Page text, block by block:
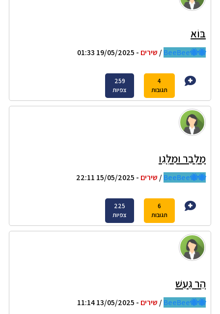
בּוֹא
🐝🐝BeeBee
/ שירים - 19/05/2025 01:33
4
תגובות
259
צפיות
מִלְּבַר וּמִלְּגֵו
🐝🐝BeeBee
/ שירים - 15/05/2025 22:11
6
תגובות
225
צפיות
הַר גַּעַשׁ
🐝🐝BeeBee
/ שירים - 13/05/2025 11:14